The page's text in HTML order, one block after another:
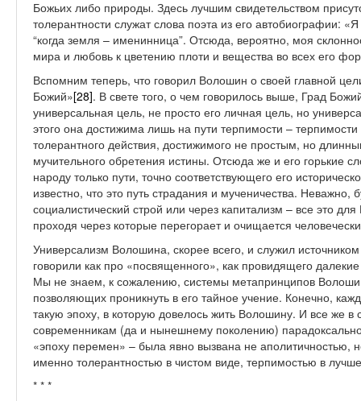
Божьих либо природы. Здесь лучшим свидетельством
толерантности служат слова поэта из его автобиографии:
“когда земля – именинница”. Отсюда, вероятно, моя
мира и любовь к цветению плоти и вещества во всех его
Вспомним теперь, что говорил Волошин о своей главной
Божий»[28]. В свете того, о чем говорилось выше, Град
универсальная цель, не просто его личная цель, но
этого она достижима лишь на пути терпимости –
толерантного действия, достижимого не простым, но
мучительного обретения истины. Отсюда же и его горькие
народу только пути, точно соответствующего его
известно, что это путь страдания и мученичества.
социалистический строй или через капитализм – все это
проходя через которые перегорает и очищается
Универсализм Волошина, скорее всего, и служил
говорили как про «посвященного», как провидящего
Мы не знаем, к сожалению, системы метапринципов
позволяющих проникнуть в его тайное учение. Конечно,
такую эпоху, в которую довелось жить Волошину. И все же
современникам (да и нынешнему поколению)
«эпоху перемен» – была явно вызвана не аполитичностью,
именно толерантностью в чистом виде, терпимостью в
* * *